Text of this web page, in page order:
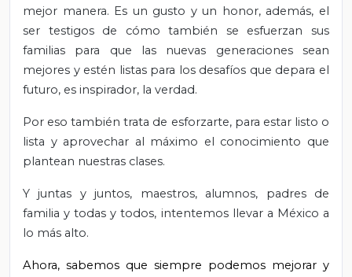
mejor manera. Es un gusto y un honor, además, el
ser testigos de cómo también se esfuerzan sus
familias para que las nuevas generaciones sean
mejores y estén listas para los desafíos que depara el
futuro, es inspirador, la verdad.
Por eso también trata de esforzarte, para estar listo o
lista y aprovechar al máximo el conocimiento que
plantean nuestras clases.
Y juntas y juntos, maestros, alumnos, padres de
familia y todas y todos, intentemos llevar a México a
lo más alto.
Ahora, sabemos que siempre podemos mejorar y